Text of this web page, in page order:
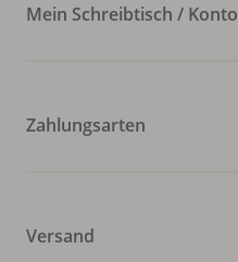
Mein Schreibtisch / Konto
Zahlungsarten
Versand